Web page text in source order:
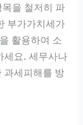
을 철저히 파
부가가치세가
활용하여 소
세요. 세무사나
과세피해를 방